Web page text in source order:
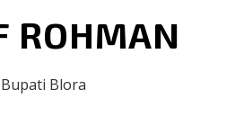
ROHMAN
Bupati Blora